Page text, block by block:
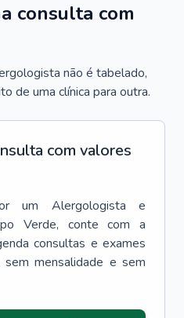
consulta com
não é tabelado,
de uma clínica para outra.
com valores
um
Alergologista e
Verde, conte com a
consultas e exames
mensalidade e sem